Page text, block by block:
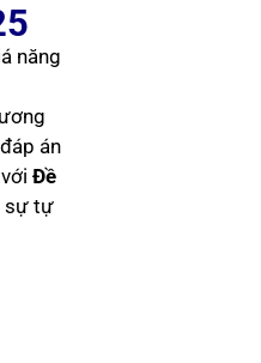
năng
án
Đề
sự tự